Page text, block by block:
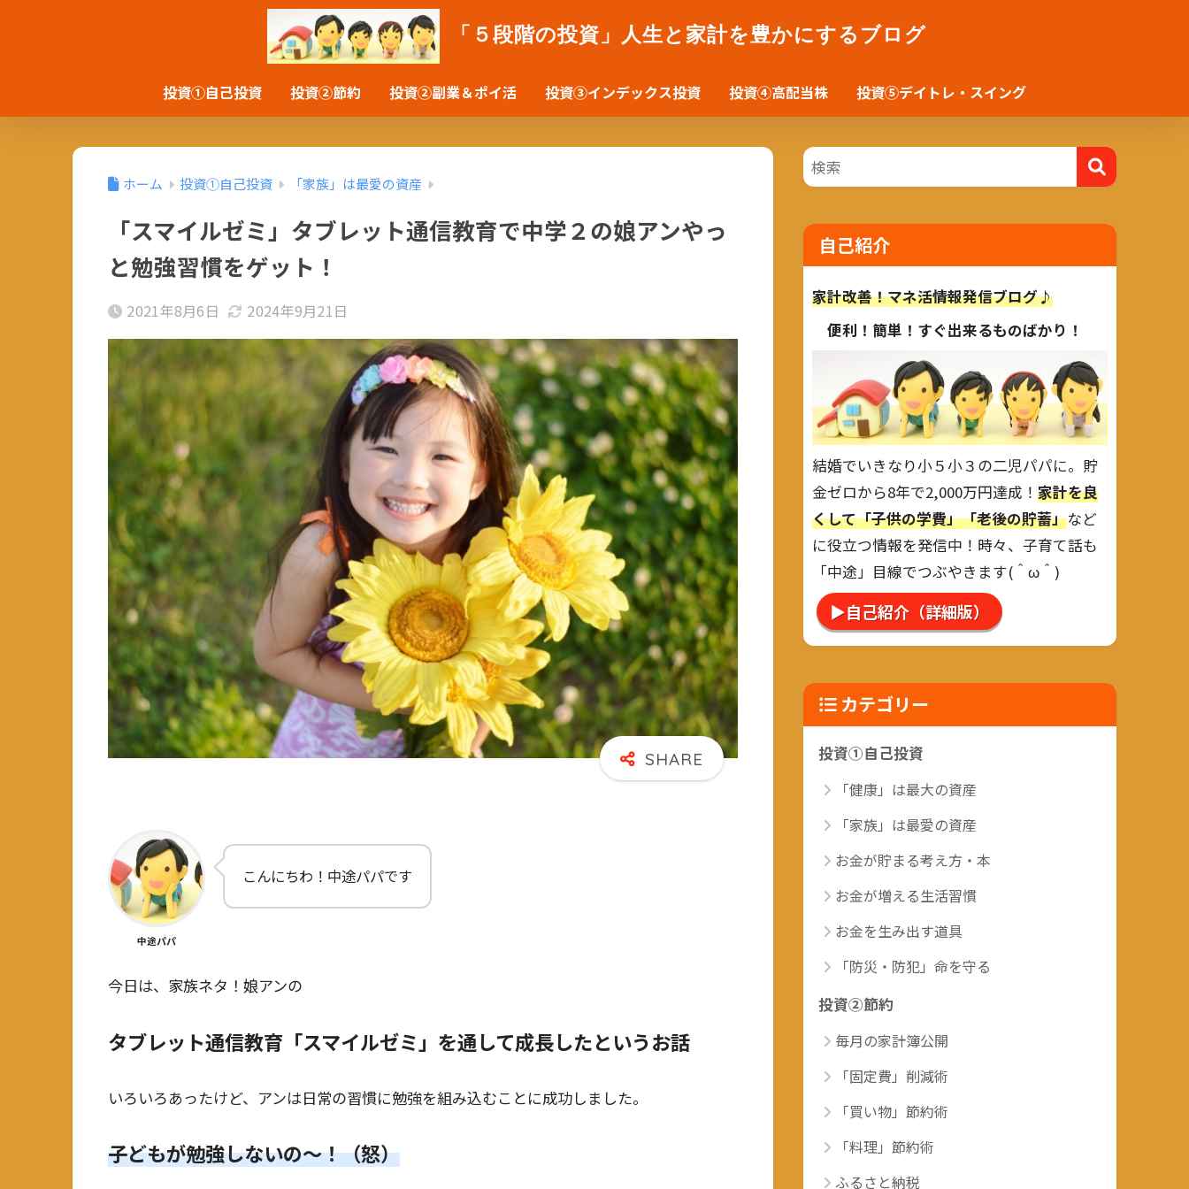
「５段階の投資」人生と家計を豊かにするブログ
投資①自己投資 投資②節約 投資②副業＆ポイ活 投資③インデックス投資 投資④高配当株 投資⑤デイトレ・スイング
ホーム 投資①自己投資 「家族」は最愛の資産
「スマイルゼミ」タブレット通信教育で中学２の娘アンやっ
と勉強習慣をゲット！
2021年8月6日 2024年9月21日
中途パパ
こんにちわ！中途パパです
今日は、家族ネタ！娘アンの
タブレット通信教育「スマイルゼミ」を通して成長したというお話
いろいろあったけど、アンは日常の習慣に勉強を組み込むことに成功しました。
子どもが勉強しないの～！（怒）
自己紹介
家計改善！マネ活情報発信ブログ♪
便利！簡単！すぐ出来るものばかり！
結婚でいきなり小５小３の二児パパに。貯
金ゼロから8年で2,000万円達成！ 家計を良
くして「子供の学費」「老後の貯蓄」など
に役立つ情報を発信中！時々、子育て話も
「中途」目線でつぶやきます(＾ω＾)
▶自己紹介（詳細版）
カテゴリー
投資①自己投資
「健康」は最大の資産
「家族」は最愛の資産
お金が貯まる考え方・本
お金が増える生活習慣
お金を生み出す道具
「防災・防犯」命を守る
投資②節約
毎月の家計簿公開
「固定費」削減術
「買い物」節約術
「料理」節約術
ふるさと納税